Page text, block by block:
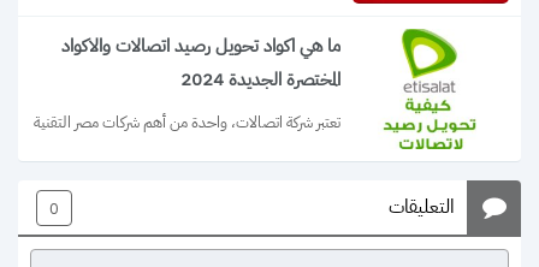
ما هي اكواد تحويل رصيد اتصالات والاكواد
المختصرة الجديدة 2024
التعليقات 0